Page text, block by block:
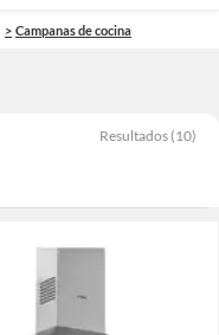
Campanas de cocina
Resultados (10)